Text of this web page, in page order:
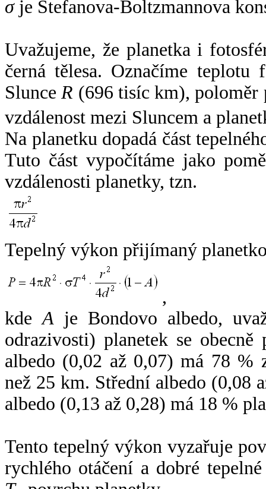
σje Stefanova-Boltzmannova
Uvažujeme, že planetka i
černá tělesa. Označíme
SlunceR (696 tisíc km),
vzdálenost mezi Sluncem a
Na planetku dopadá část
Tuto část vypočítáme jako
vzdálenosti planetky, tzn.
Tepelný výkon přijímaný
,
kdeA je Bondovo albedo,
odrazivosti) planetek se
albedo (0,02 až 0,07) má 78 %
než 25 km. Střední albedo (0,08
albedo (0,13 až 0,28) má 18 %
Tento tepelný výkon vyzařuje
rychlého otáčení a dobré